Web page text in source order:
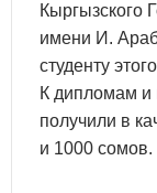
Кыргызского
имени И.
студенту
К дипломам и
получили в
и 1000 сомов.